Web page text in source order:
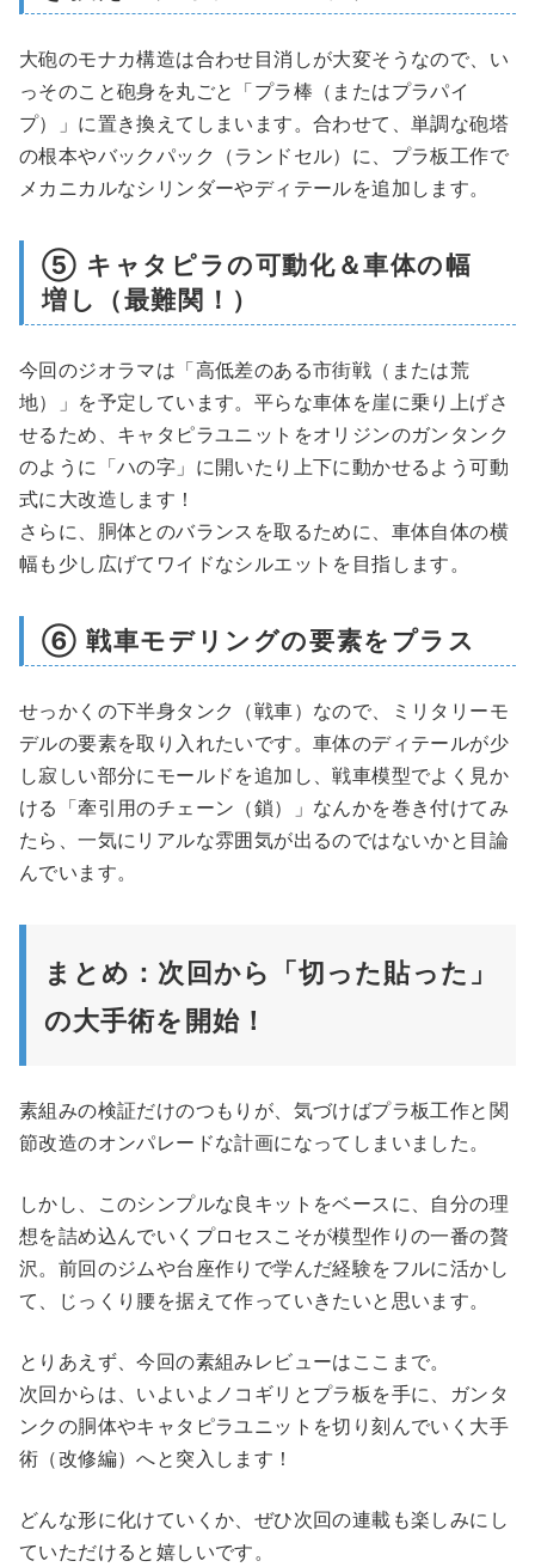
大砲のモナカ構造は合わせ目消しが大変そうなので、い
っそのこと砲身を丸ごと「プラ棒（またはプラパイ
プ）」に置き換えてしまいます。合わせて、単調な砲塔
の根本やバックパック（ランドセル）に、プラ板工作で
メカニカルなシリンダーやディテールを追加します。
⑤ キャタピラの可動化＆車体の幅
増し（最難関！）
今回のジオラマは「高低差のある市街戦（または荒
地）」を予定しています。平らな車体を崖に乗り上げさ
せるため、キャタピラユニットをオリジンのガンタンク
のように「ハの字」に開いたり上下に動かせるよう可動
式に大改造します！
さらに、胴体とのバランスを取るために、車体自体の横
幅も少し広げてワイドなシルエットを目指します。
⑥ 戦車モデリングの要素をプラス
せっかくの下半身タンク（戦車）なので、ミリタリーモ
デルの要素を取り入れたいです。車体のディテールが少
し寂しい部分にモールドを追加し、戦車模型でよく見か
ける「牽引用のチェーン（鎖）」なんかを巻き付けてみ
たら、一気にリアルな雰囲気が出るのではないかと目論
んでいます。
まとめ：次回から「切った貼った」
の大手術を開始！
素組みの検証だけのつもりが、気づけばプラ板工作と関
節改造のオンパレードな計画になってしまいました。
しかし、このシンプルな良キットをベースに、自分の理
想を詰め込んでいくプロセスこそが模型作りの一番の贅
沢。前回のジムや台座作りで学んだ経験をフルに活かし
て、じっくり腰を据えて作っていきたいと思います。
とりあえず、今回の素組みレビューはここまで。
次回からは、いよいよノコギリとプラ板を手に、ガンタ
ンクの胴体やキャタピラユニットを切り刻んでいく大手
術（改修編）へと突入します！
どんな形に化けていくか、ぜひ次回の連載も楽しみにし
ていただけると嬉しいです。